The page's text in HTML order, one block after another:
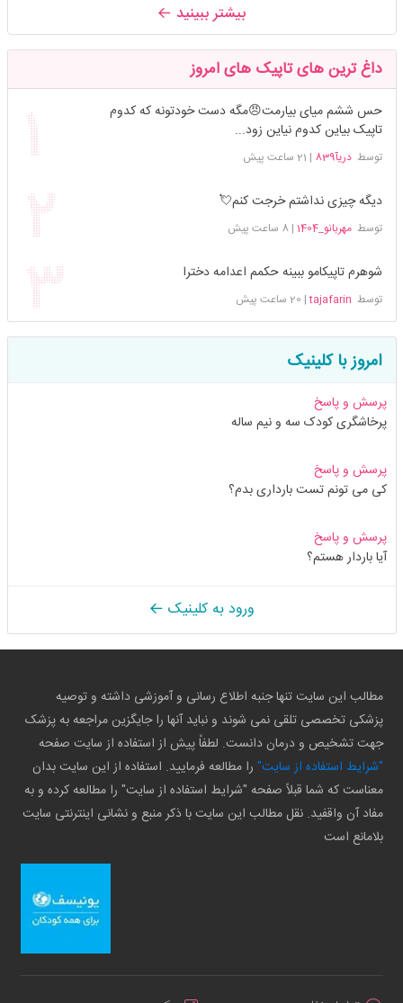
بیشتر ببینید
داغ ترین های تاپیک های امروز
حس ششم میای بیارمت😠مگه دست خودتونه که کدوم
تاپیک بیاین کدوم نیاین زود...
توسطدریآ839 | 21 ساعت پیش
دیگه چیزی نداشتم خرجت کنم💘
توسطمهربانو_1404 |8 ساعت پیش
شوهرم تاپیکامو ببینه حکمم اعدامه دخترا
توسط tajafarin
| 20 ساعت پیش
امروز با کلینیک
پرسش و پاسخ
پرخاشگری کودک سه و نیم ساله
پرسش و پاسخ
کی می تونم تست بارداری بدم؟
پرسش و پاسخ
آیا باردار هستم؟
ورود به کلینیک
مطالب این سایت تنها جنبه اطلاع رسانی و آموزشی داشته و توصیه
پزشکی تخصصی تلقی نمی شوند و نباید آنها را جایگزین مراجعه به پزشک
جهت تشخیص و درمان دانست. لطفاً پیش از استفاده از سایت صفحه
"شرایط استفاده از سایت" را مطالعه فرمایید. استفاده از این سایت بدان
معناست که شما قبلاً صفحه "شرایط استفاده از سایت" را مطالعه کرده و به
مفاد آن واقفید. نقل مطالب این سایت با ذکر منبع و نشانی اینترنتی سایت
بلامانع است